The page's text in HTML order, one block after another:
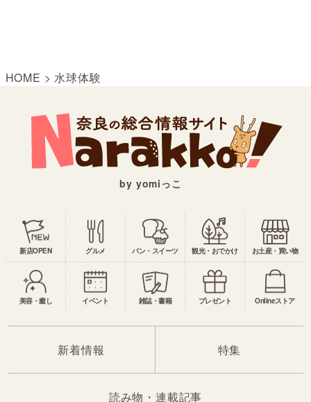
HOME >水球体験
by yomiっこ
新店OPEN グルメ パン・スイーツ 観光・おでかけ お土産・買い物
美容・癒し イベント 雑誌・書籍 プレゼント Onlineストア
新着情報 特集
読み物・連載記事